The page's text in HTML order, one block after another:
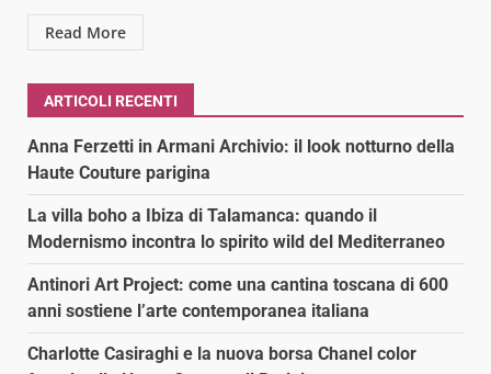
Read More
ARTICOLI RECENTI
Anna Ferzetti in Armani Archivio: il look notturno della
Haute Couture parigina
La villa boho a Ibiza di Talamanca: quando il
Modernismo incontra lo spirito wild del Mediterraneo
Antinori Art Project: come una cantina toscana di 600
anni sostiene l’arte contemporanea italiana
Charlotte Casiraghi e la nuova borsa Chanel color